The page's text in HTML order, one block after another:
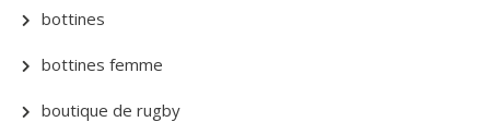
bottines
bottines femme
boutique de rugby